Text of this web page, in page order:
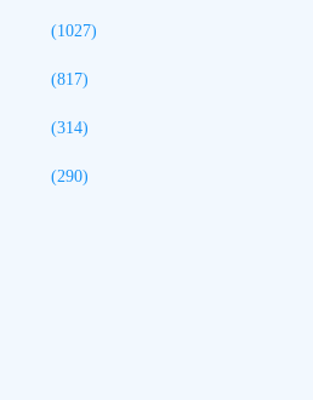
(1027)
(817)
(314)
(290)